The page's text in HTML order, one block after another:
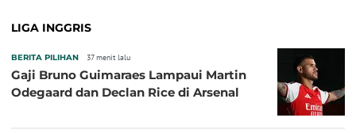
LIGA INGGRIS
BERITA PILIHAN 37 menit lalu
Gaji Bruno Guimaraes Lampaui Martin
Odegaard dan Declan Rice di Arsenal